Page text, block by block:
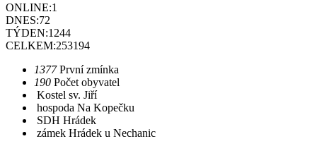
ONLINE:1
DNES:72
TÝDEN:1244
CELKEM:253194
1377 První zmínka
190 Počet obyvatel
Kostel sv. Jiří
hospoda Na Kopečku
SDH Hrádek
zámek Hrádek u Nechanic